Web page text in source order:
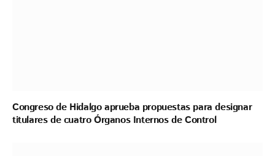
Congreso de Hidalgo aprueba propuestas para designar
titulares de cuatro Órganos Internos de Control